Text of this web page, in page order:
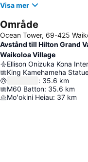
Visa mer
Område
Ocean Tower, 69-425
Avstånd till Hilton Grand
Waikoloa Village
Ellison Onizuka Kona
King Kamehameha
: 35.6 km
M60 Batton: 35.6 km
Moʻokini Heiau: 37 km